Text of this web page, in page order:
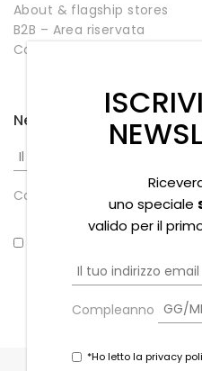
About & flagship stores
B2B – Area riservata
Contatti
Newsletter
Compleanno
uno speciale
valido per il
Compleanno
*Ho letto la privacy